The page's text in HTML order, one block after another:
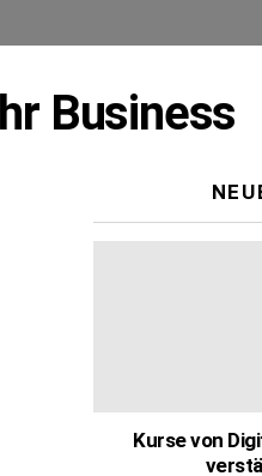
Business
Kurse von